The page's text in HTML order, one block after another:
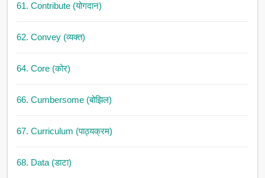
61. Contribute (योगदान)
62. Convey (व्यक्त)
64. Core (कोर)
66. Cumbersome (बोझिल)
67. Curriculum (पाठ्यक्रम)
68. Data (डाटा)